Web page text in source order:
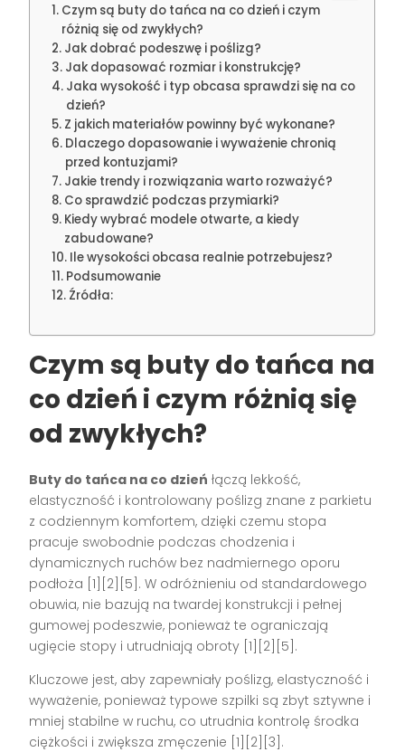
Czym są buty do tańca na co dzień i czym
różnią się od zwykłych?
Jak dobrać podeszwę i poślizg?
Jak dopasować rozmiar i konstrukcję?
Jaka wysokość i typ obcasa sprawdzi się na co
dzień?
Z jakich materiałów powinny być wykonane?
Dlaczego dopasowanie i wyważenie chronią
przed kontuzjami?
Jakie trendy i rozwiązania warto rozważyć?
Co sprawdzić podczas przymiarki?
Kiedy wybrać modele otwarte, a kiedy
zabudowane?
Ile wysokości obcasa realnie potrzebujesz?
Podsumowanie
Źródła:
Czym są buty do tańca na
co dzień i czym różnią się
od zwykłych?
Buty do tańca na co dzień łączą lekkość,
elastyczność i kontrolowany poślizg znane z parkietu
z codziennym komfortem, dzięki czemu stopa
pracuje swobodnie podczas chodzenia i
dynamicznych ruchów bez nadmiernego oporu
podłoża [1][2][5]. W odróżnieniu od standardowego
obuwia, nie bazują na twardej konstrukcji i pełnej
gumowej podeszwie, ponieważ te ograniczają
ugięcie stopy i utrudniają obroty [1][2][5].
Kluczowe jest, aby zapewniały poślizg, elastyczność i
wyważenie, ponieważ typowe szpilki są zbyt sztywne i
mniej stabilne w ruchu, co utrudnia kontrolę środka
ciężkości i zwiększa zmęczenie [1][2][3].